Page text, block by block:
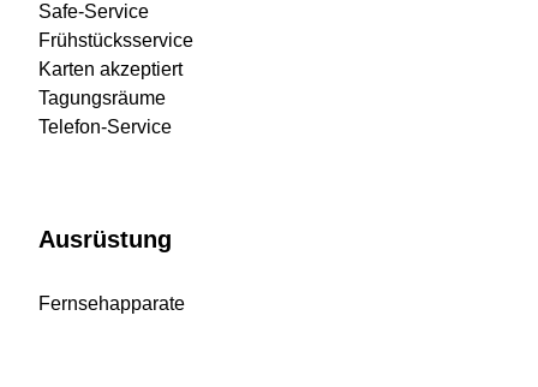
Safe-Service
Frühstücksservice
Karten akzeptiert
Tagungsräume
Telefon-Service
Ausrüstung
Fernsehapparate